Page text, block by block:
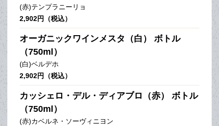
(赤)テンプラニーリョ
2,902円（税込）
オーガニックワインメスタ（白） ボトル
（750ml）
(白)ベルデホ
2,902円（税込）
カッシェロ・デル・ディアブロ（赤） ボトル
（750ml）
(赤)カベルネ・ソーヴィニヨン